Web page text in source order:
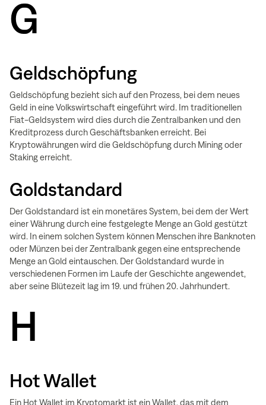
G
Geldschöpfung
Geldschöpfung bezieht sich auf den Prozess, bei dem neues
Geld in eine Volkswirtschaft eingeführt wird. Im traditionellen
Fiat-Geldsystem wird dies durch die Zentralbanken und den
Kreditprozess durch Geschäftsbanken erreicht. Bei
Kryptowährungen wird die Geldschöpfung durch Mining oder
Staking erreicht.
Goldstandard
Der Goldstandard ist ein monetäres System, bei dem der Wert
einer Währung durch eine festgelegte Menge an Gold gestützt
wird. In einem solchen System können Menschen ihre Banknoten
oder Münzen bei der Zentralbank gegen eine entsprechende
Menge an Gold eintauschen. Der Goldstandard wurde in
verschiedenen Formen im Laufe der Geschichte angewendet,
aber seine Blütezeit lag im 19. und frühen 20. Jahrhundert.
H
Hot Wallet
Ein Hot Wallet im Kryptomarkt ist ein Wallet, das mit dem